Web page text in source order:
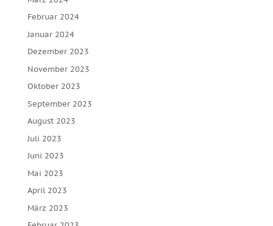
Februar 2024
Januar 2024
Dezember 2023
November 2023
Oktober 2023
September 2023
August 2023
Juli 2023
Juni 2023
Mai 2023
April 2023
März 2023